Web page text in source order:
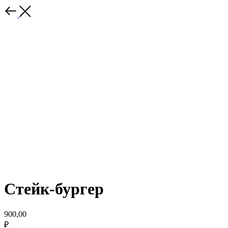
Стейк-бургер
900,00
₽